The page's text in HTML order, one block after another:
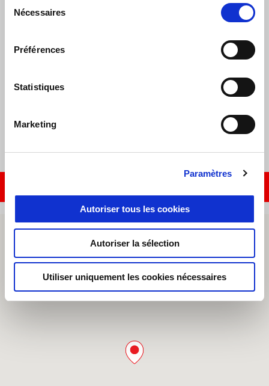
Nécessaires
Préférences
Statistiques
Marketing
Paramètres
Autoriser tous les cookies
Autoriser la sélection
Utiliser uniquement les cookies nécessaires
4 ANS DE GARANTIE SUR LA GAMME DE SCOOTERS